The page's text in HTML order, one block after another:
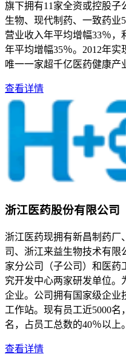
旗下拥有11家全资或控股
生物、现代制药、一致药业
营业收入年平均增幅33％，
年平均增幅35％。2012年实
唯一一家超千亿医药健康产
查看详情
浙江医药股份有限公司
浙江医药现拥有新昌制药厂
司、浙江来益生物技术有限
家分公司（子公司）和医药
究开发中心两家研发单位。
企业。公司拥有国家级企业
工作站。现有员工近5000
名，占员工总数的40％以上。
查看详情